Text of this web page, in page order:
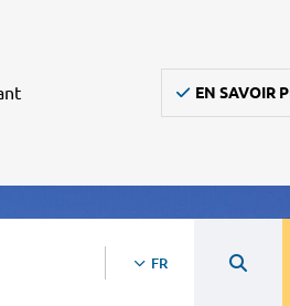
EN SAVOIR
FR